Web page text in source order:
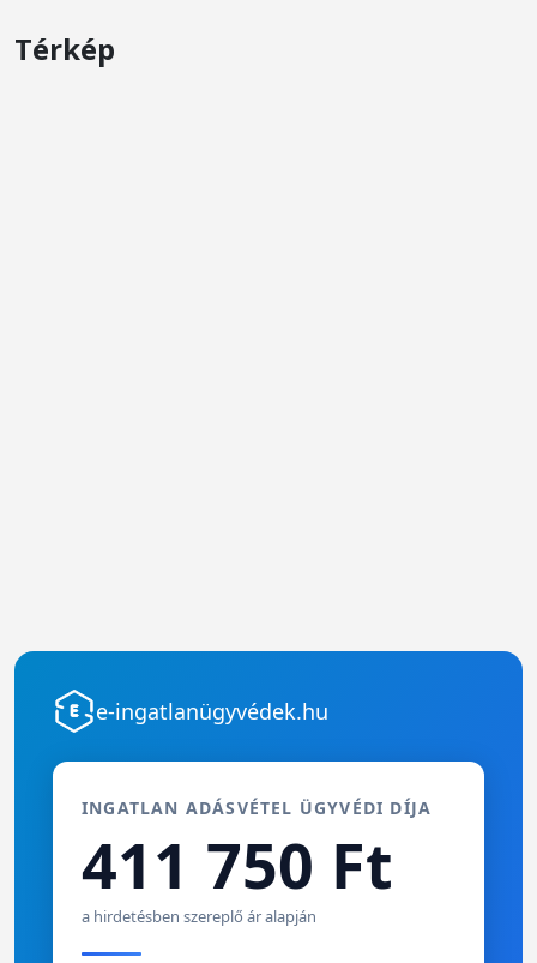
Térkép
e-ingatlanügyvédek.hu
INGATLAN ADÁSVÉTEL ÜGYVÉDI DÍJA
411 750 Ft
a hirdetésben szereplő ár alapján